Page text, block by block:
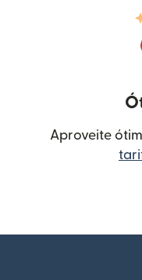
Aproveite